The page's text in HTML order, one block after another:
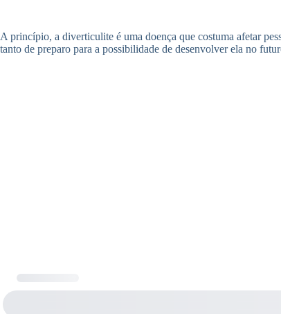
A princípio, a diverticulite é uma doença que costuma afetar
tanto de preparo para a possibilidade de desenvolver ela no